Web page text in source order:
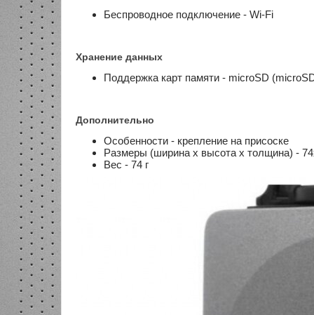
Беспроводное подключение - Wi-Fi
Хранение данных
Поддержка карт памяти - microSD
Дополнительно
Особенности - крепление на присоске
Размеры (ширина x высота x толщина) -
Вес - 74 г